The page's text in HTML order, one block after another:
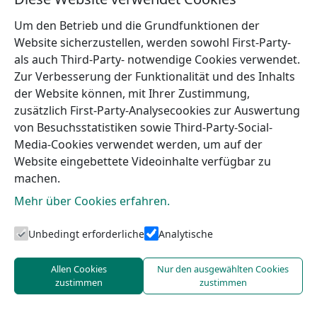
Um den Betrieb und die Grundfunktionen der
Website sicherzustellen, werden sowohl First-Party-
als auch Third-Party- notwendige Cookies verwendet.
Zur Verbesserung der Funktionalität und des Inhalts
der Website können, mit Ihrer Zustimmung,
zusätzlich First-Party-Analysecookies zur Auswertung
von Besuchsstatistiken sowie Third-Party-Social-
Media-Cookies verwendet werden, um auf der
Website eingebettete Videoinhalte verfügbar zu
machen.
Mehr über Cookies erfahren.
Unbedingt erforderliche Analytische
Allen Cookies
zustimmen
Nur den ausgewählten Cookies
zustimmen